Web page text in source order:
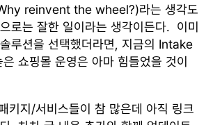
reinvent the wheel?)라는 생각도
로는 잘한 일이라는 생각이든다. 이미
루션을 선택했더라면, 지금의 Intake
쇼핑몰 운영은 아마 힘들었을 것이
키지/서비스들이 참 많은데 아직 링크